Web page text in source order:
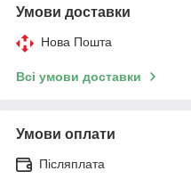
Умови доставки
Нова Пошта
Всі умови доставки
Умови оплати
Післяплата